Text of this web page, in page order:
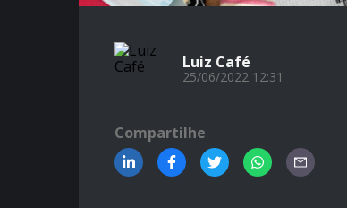
Luiz Café
25/06/2022 12:31
Compartilhe